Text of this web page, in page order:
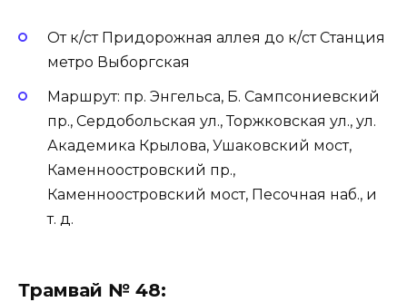
От к/ст Придорожная аллея до к/ст Станция
метро Выборгская
Маршрут: пр. Энгельса, Б. Сампсониевский
пр., Сердобольская ул., Торжковская ул., ул.
Академика Крылова, Ушаковский мост,
Каменноостровский пр.,
Каменноостровский мост, Песочная наб., и
т. д.
Трамвай № 48: